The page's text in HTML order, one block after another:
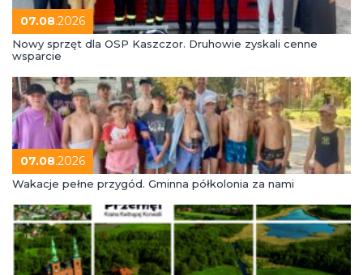
07.08.2026
Nowy sprzęt dla OSP Kaszczor. Druhowie zyskali cenne
wsparcie
07.08.2026
Wakacje pełne przygód. Gminna półkolonia za nami